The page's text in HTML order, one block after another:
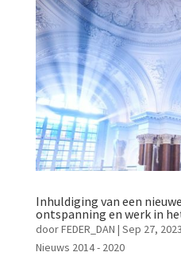
Inhuldiging van een
ontspanning en werk in
doorFEDER_DAN | Sep 27, 2023
Nieuws 2014 - 2020